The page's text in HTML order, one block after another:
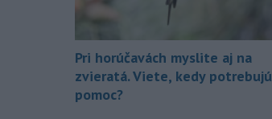
Pri horúčavách myslite aj na
zvieratá. Viete, kedy potrebujú
pomoc?